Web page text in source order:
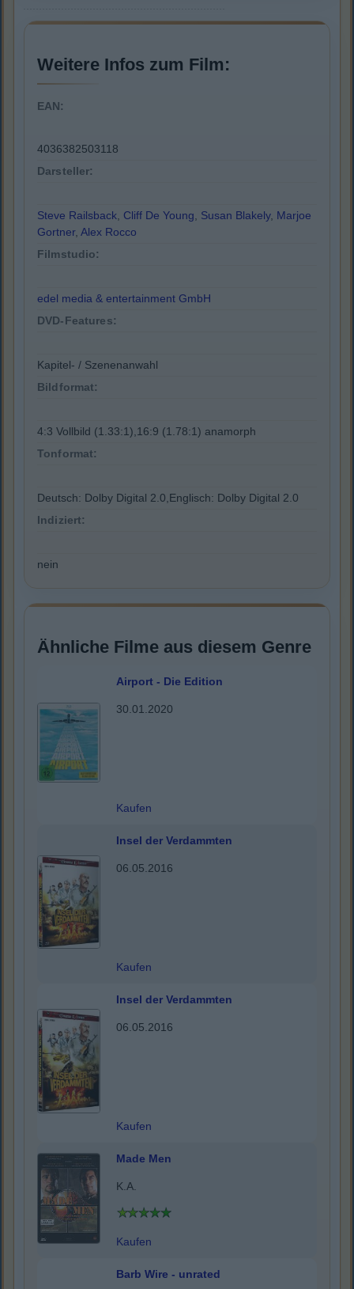
Weitere Infos zum Film:
EAN:
4036382503118
Darsteller:
Steve Railsback, Cliff De Young, Susan Blakely, Marjoe
Gortner, Alex Rocco
Filmstudio:
edel media & entertainment GmbH
DVD-Features:
Kapitel- / Szenenanwahl
Bildformat:
4:3 Vollbild (1.33:1),16:9 (1.78:1) anamorph
Tonformat:
Deutsch: Dolby Digital 2.0,Englisch: Dolby Digital 2.0
Indiziert:
nein
Ähnliche Filme aus diesem Genre
Airport - Die Edition
30.01.2020
Kaufen
Insel der Verdammten
06.05.2016
Kaufen
Insel der Verdammten
06.05.2016
Kaufen
Made Men
K.A.
Kaufen
Barb Wire - unrated